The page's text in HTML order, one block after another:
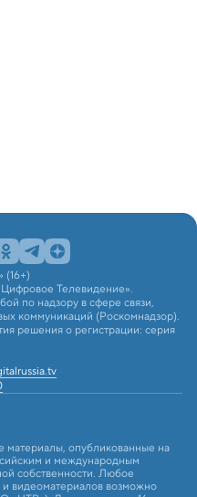
(16+)
Телевидение».
по надзору в сфере связи,
коммуникаций (Роскомнадзор).
решения о регистрации: серия
опубликованные на
и международным
собственности. Любое
и видеоматериалов возможно